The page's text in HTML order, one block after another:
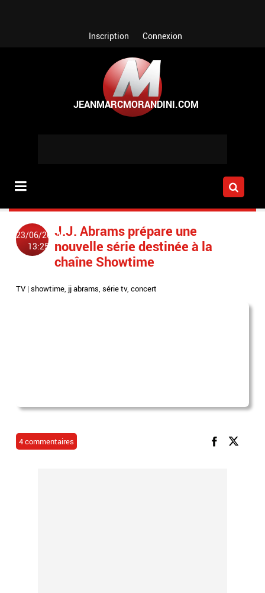
Inscription Connexion
23/06/2014
13:25
J.J. Abrams prépare une
nouvelle série destinée à la
chaîne Showtime
TV |showtime, jj abrams,série tv,concert
4 commentaires